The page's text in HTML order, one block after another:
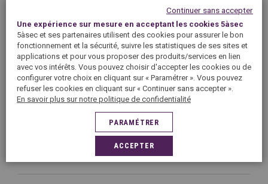
11 ARCADES
141 route.de Trèves
L-6940 Niederanven
352348555
De09hà19h
AFFICHER SUR LA CARTE VOIR LA FICHE DÉTAILLÉE
Une expérience sur mesure en acceptant les cookies 5àsec
5àsec et ses partenaires utilisent des cookies pour assurer le bon
fonctionnement et la sécurité, suivre les statistiques de ses sites et
applications et pour vous proposer des produits/services en lien
avec vos intérêts. Vous pouvez choisir d'accepter les cookies ou de
configurer votre choix en cliquant sur « Paramétrer ». Vous pouvez
refuser les cookies en cliquant sur « Continuer sans accepter ».
En savoir plus sur notre politique de confidentialité
ACCEPTER
PARAMÉTRER
Continuer sans accepter